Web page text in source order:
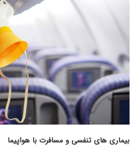
بیماری های تنفسی و مسافرت با هواپیما